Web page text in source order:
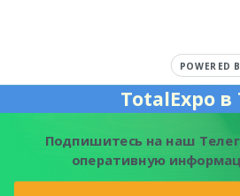
TotalExpo
Подпишитесь на наш
оперативную
POWERED